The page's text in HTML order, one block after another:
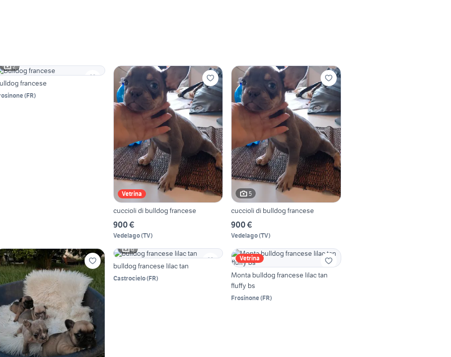
2
francese
(FR)
Vetrina
cuccioli di bulldog francese
900 €
Vedelago(TV)
5
cuccioli di bulldog francese
900 €
Vedelago(TV)
6
bulldog francese lilac tan
Castrocielo(FR)
Vetrina
Monta bulldog francese lilac tan
fluffy bs
Frosinone(FR)